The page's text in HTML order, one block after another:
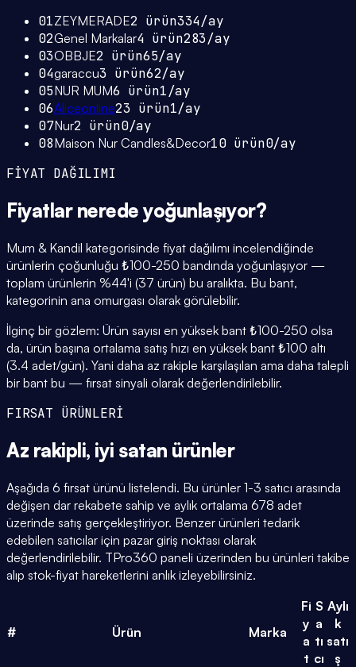
01ZEYMERADE2 ürün334/ay
02Genel Markalar4 ürün283/ay
03OBBJE2 ürün65/ay
04garaccu3 ürün62/ay
05NUR MUM6 ürün1/ay
06Aliceonline23 ürün1/ay
07Nur2 ürün0/ay
08Maison Nur Candles&Decor10ürün0/ay
FİYAT DAĞILIMI
Fiyatlar nerede yoğunlaşıyor?
Mum & Kandil kategorisinde fiyat dağılımı incelendiğinde
ürünlerin çoğunluğu ₺100-250 bandında yoğunlaşıyor —
toplam ürünlerin %44'i (37 ürün) bu aralıkta. Bu bant,
kategorinin ana omurgası olarak görülebilir.
İlginç bir gözlem: Ürün sayısı en yüksek bant ₺100-250 olsa
da, ürün başına ortalama satış hızı en yüksek bant ₺100 altı
(3.4 adet/gün). Yani daha az rakiple karşılaşılan ama daha talepli
bir bant bu — fırsat sinyali olarak değerlendirilebilir.
FIRSAT ÜRÜNLERİ
Az rakipli, iyi satan ürünler
Aşağıda 6 fırsat ürünü listelendi. Bu ürünler 1-3 satıcı arasında
değişen dar rekabete sahip ve aylık ortalama 678 adet
üzerinde satış gerçekleştiriyor. Benzer ürünleri tedarik
edebilen satıcılar için pazar giriş noktası olarak
değerlendirilebilir. TPro360 paneli üzerinden bu ürünleri takibe
alıp stok-fiyat hareketlerini anlık izleyebilirsiniz.
# Ürün Marka
Fi
y
a
t
S
a
tı
cı
Aylı
k
satı
ş